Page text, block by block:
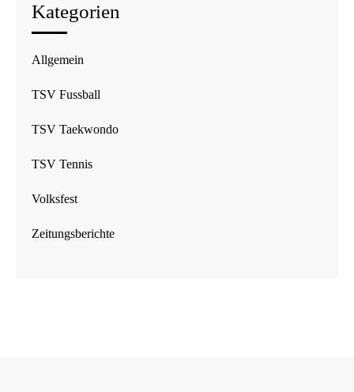
Kategorien
Allgemein
TSV Fussball
TSV Taekwondo
TSV Tennis
Volksfest
Zeitungsberichte